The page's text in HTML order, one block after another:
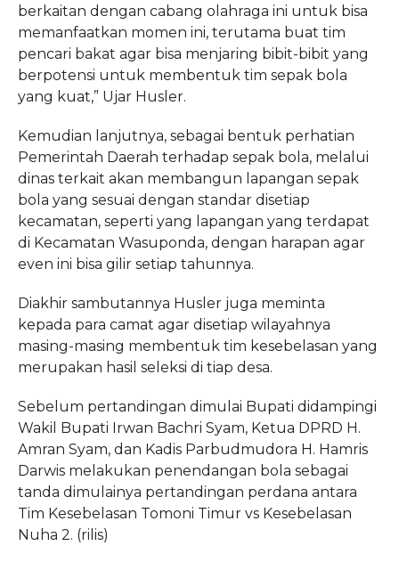
berkaitan dengan cabang olahraga ini untuk bisa
memanfaatkan momen ini, terutama buat tim
pencari bakat agar bisa menjaring bibit-bibit yang
berpotensi untuk membentuk tim sepak bola
yang kuat,” Ujar Husler.
Kemudian lanjutnya, sebagai bentuk perhatian
Pemerintah Daerah terhadap sepak bola, melalui
dinas terkait akan membangun lapangan sepak
bola yang sesuai dengan standar disetiap
kecamatan, seperti yang lapangan yang terdapat
di Kecamatan Wasuponda, dengan harapan agar
even ini bisa gilir setiap tahunnya.
Diakhir sambutannya Husler juga meminta
kepada para camat agar disetiap wilayahnya
masing-masing membentuk tim kesebelasan yang
merupakan hasil seleksi di tiap desa.
Sebelum pertandingan dimulai Bupati didampingi
Wakil Bupati Irwan Bachri Syam, Ketua DPRD H.
Amran Syam, dan Kadis Parbudmudora H. Hamris
Darwis melakukan penendangan bola sebagai
tanda dimulainya pertandingan perdana antara
Tim Kesebelasan Tomoni Timur vs Kesebelasan
Nuha 2. (rilis)